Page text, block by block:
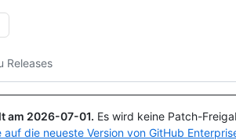
Releases
am 2026-07-01. Es wird keine Patch-
auf die neueste Version von GitHub